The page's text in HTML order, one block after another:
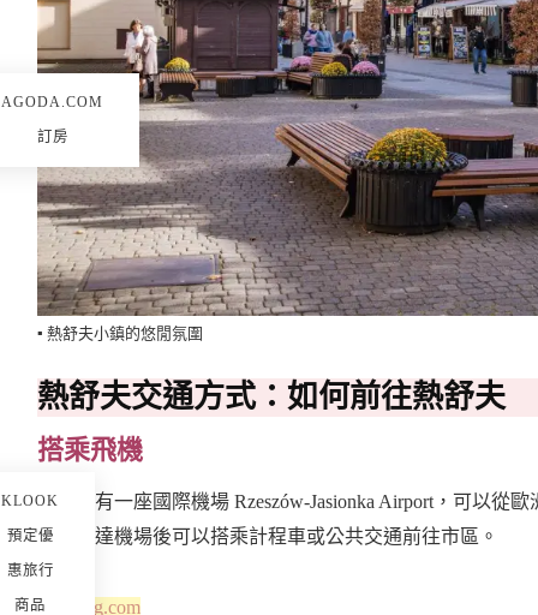
▪️ 熱舒夫小鎮的悠閒氛圍
熱舒夫交通方式：如何前往熱舒夫
搭乘飛機
熱舒夫有一座國際機場 Rzeszów-Jasionka Airport，可以從
里，抵達機場後可以搭乘計程車或公共交通前往市區。
Booking.com
AGODA.COM
訂房
KLOOK
預定優
惠旅行
商品